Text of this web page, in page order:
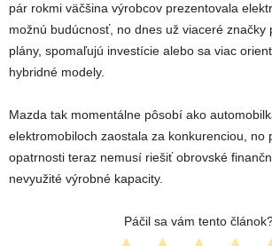
pár rokmi väčšina výrobcov prezentovala
možnú budúcnosť, no dnes už viaceré značky
plány, spomaľujú investície alebo sa viac
hybridné modely.
Mazda tak momentálne pôsobí ako
elektromobiloch zaostala za konkurenciou, no
opatrnosti teraz nemusí riešiť obrovské
nevyužité výrobné kapacity.
Páčil sa vám tento